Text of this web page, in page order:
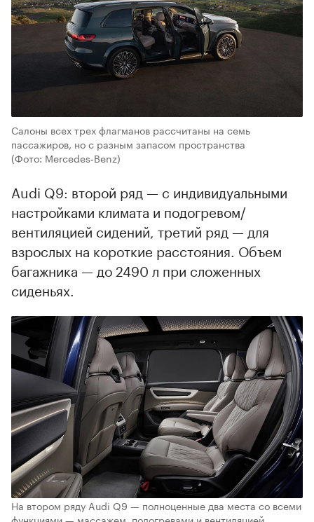
Салоны всех трех флагманов рассчитаны на семь
пассажиров, но с разным запасом пространства
(Фото: Mercedes‑Benz)
Audi Q9: второй ряд — с индивидуальными
настройками климата и подогревом/
вентиляцией сидений, третий ряд — для
взрослых на короткие расстояния. Объем
багажника — до 2490 л при сложенных
сиденьях.
На втором ряду Audi Q9 — полноценные два места со всеми